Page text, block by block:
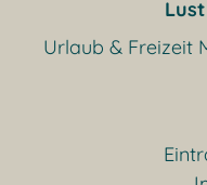
Urlaub & Freizeit